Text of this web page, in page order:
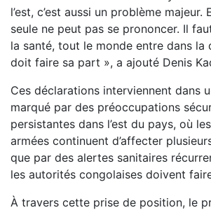
l’est, c’est aussi un problème majeur.
seule ne peut pas se prononcer. Il
la santé, tout le monde entre dans la
doit faire sa part », a ajouté Denis
Ces déclarations interviennent dans
marqué par des préoccupations
persistantes dans l’est du pays, où
armées continuent d’affecter
que par des alertes sanitaires
les autorités congolaises doivent
À travers cette prise de position, le